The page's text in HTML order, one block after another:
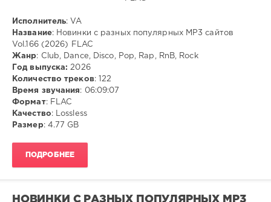
ivashka
FLAC
Dance
Rap
RnB,
Rock
Исполнитель: VA
Название: Новинки с разных популярных MP3 сайтов
Vol.166 (2026) FLAC
Жанр: Club, Dance, Disco, Pop, Rap, RnB, Rock
Год выпуска: 2026
Количество треков: 122
Время звучания: 06:09:07
Формат: FLAC
Качество: Lossless
Размер: 4.77 GB
ПОДРОБНЕЕ
НОВИНКИ С РАЗНЫХ ПОПУЛЯРНЫХ MP3